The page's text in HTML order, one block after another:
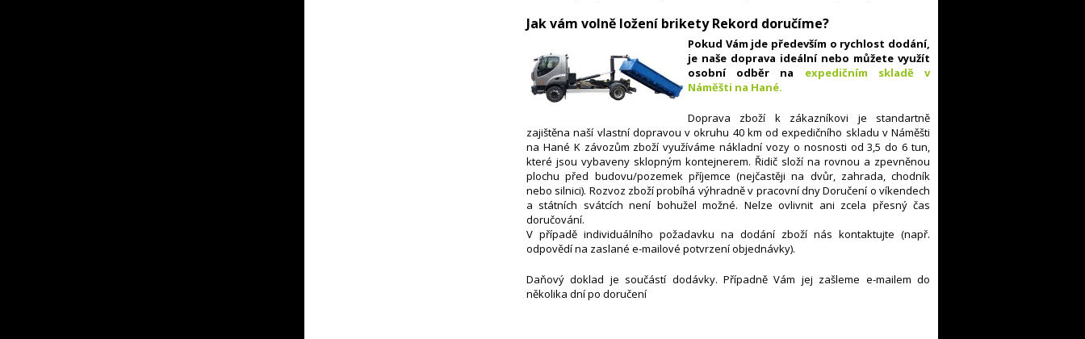
Jak vám volně ložení brikety Rekord doručíme?
Pokud Vám jde především o rychlost dodání,
je naše doprava ideální nebo můžete využít
osobní odběr na expedičním skladě v
Náměšti na Hané.
Doprava zboží k zákazníkovi je standartně
zajištěna naší vlastní dopravou v okruhu 40 km od expedičního skladu v Náměšti
na Hané K závozům zboží využíváme nákladní vozy o nosnosti od 3,5 do 6 tun,
které jsou vybaveny sklopným kontejnerem. Řidič složí na rovnou a zpevněnou
plochu před budovu/pozemek příjemce (nejčastěji na dvůr, zahrada, chodník
nebo silnici). Rozvoz zboží probíhá výhradně v pracovní dnyDoručení o víkendech
a státních svátcích není bohužel možné. Nelze ovlivnit ani zcela přesný čas
doručování.
V případě individuálního požadavku na dodání zboží nás kontaktujte (např.
odpovědí na zaslané e-mailové potvrzení objednávky).
Daňový doklad je součástí dodávky. Případně Vám jej zašleme e-mailem do
několika dní po doručení